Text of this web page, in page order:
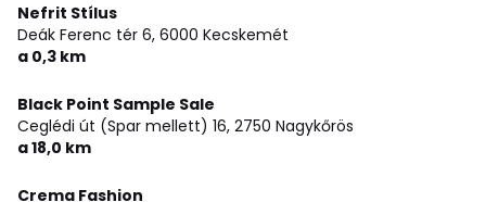
Nefrit Stílus
Deák Ferenc tér 6, 6000 Kecskemét
a 0,3 km
Black Point Sample Sale
Ceglédi út (Spar mellett) 16, 2750 Nagykőrös
a 18,0 km
Crema Fashion